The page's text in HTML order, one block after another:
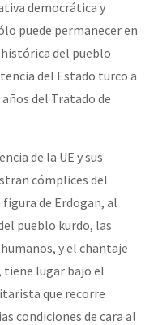
democrática y
puede permanecer en
del pueblo
del Estado turco a
del Tratado de
de la UE y sus
cómplices del
de Erdogan, al
pueblo kurdo, las
y el chantaje
lugar bajo el
que recorre
condiciones de cara al